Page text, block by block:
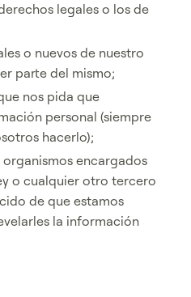
legales o los de
o nuevos de nuestro
parte del mismo;
nos pida que
personal (siempre
hacerlo);
encargados
o cualquier otro tercero
de que estamos
la información